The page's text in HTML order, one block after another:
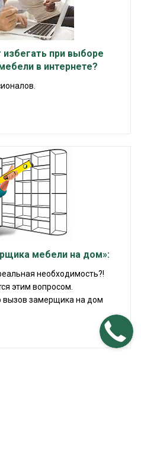
при выборе
в интернете?
мебели на дом»:
необходимость?!
этим вопросом.
вызов замерщика на дом